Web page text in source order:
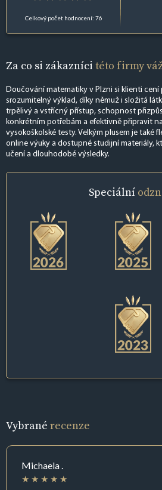
Celkový počet hodnocení: 76
Za co si zákazníci této firmy
Doučování matematiky v Plzni si klienti
srozumitelný výklad, díky němuž i složitá
trpělivý a vstřícný přístup, schopnost
konkrétním potřebám a efektivně připravit
vysokoškolské testy. Velkým plusem je také
online výuky a dostupné studijní materiály,
učení a dlouhodobé výsledky.
Speciální
Vybrané recenze
Michaela .